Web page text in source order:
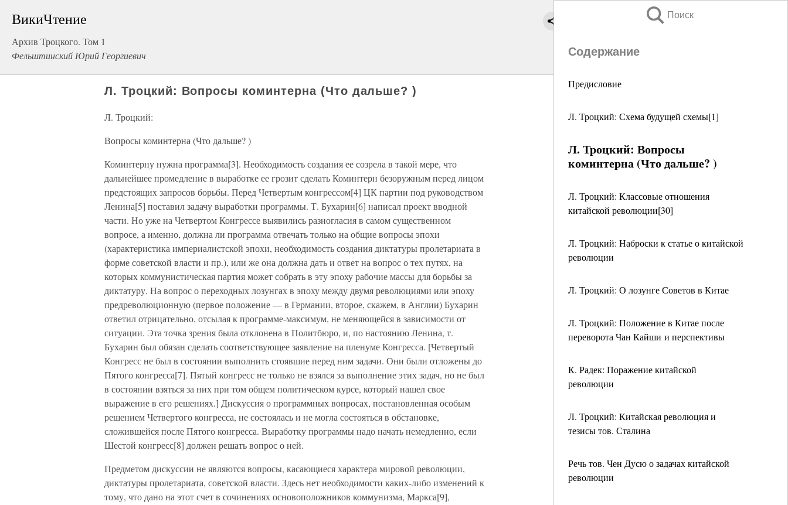
ВикиЧтение
Архив Троцкого. Том 1
Фельштинский Юрий Георгиевич
Поиск
Содержание
Предисловие
Л. Троцкий: Схема будущей схемы[1]
Л. Троцкий: Вопросы
коминтерна (Что дальше? )
Л. Троцкий: Классовые отношения
китайской революции[30]
Л. Троцкий: Наброски к статье о китайской
революции
Л. Троцкий: О лозунге Советов в Китае
Л. Троцкий: Положение в Китае после
переворота Чан Кайши и перспективы
К. Радек: Поражение китайской
революции
Л. Троцкий: Китайская революция и
тезисы тов. Сталина
Речь тов. Чен Дусю о задачах китайской
революции
Л. Троцкий: Вопросы коминтерна (Что дальше? )
Л. Троцкий:
Вопросы коминтерна (Что дальше? )
Коминтерну нужна программа[3]. Необходимость создания ее созрела в такой мере, что
дальнейшее промедление в выработке ее грозит сделать Коминтерн безоружным перед лицом
предстоящих запросов борьбы. Перед Четвертым конгрессом[4] ЦК партии под руководством
Ленина[5] поставил задачу выработки программы. Т. Бухарин[6] написал проект вводной
части. Но уже на Четвертом Конгрессе выявились разногласия в самом существенном
вопросе, а именно, должна ли программа отвечать только на общие вопросы эпохи
(характеристика империалистской эпохи, необходимость создания диктатуры пролетариата в
форме советской власти и пр.), или же она должна дать и ответ на вопрос о тех путях, на
которых коммунистическая партия может собрать в эту эпоху рабочие массы для борьбы за
диктатуру. На вопрос о переходных лозунгах в эпоху между двумя революциями или эпоху
предреволюционную (первое положение — в Германии, второе, скажем, в Англии) Бухарин
ответил отрицательно, отсылая к программе-максимум, не меняющейся в зависимости от
ситуации. Эта точка зрения была отклонена в Политбюро, и, по настоянию Ленина, т.
Бухарин был обязан сделать соответствующее заявление на пленуме Конгресса. [Четвертый
Конгресс не был в состоянии выполнить стоявшие перед ним задачи. Они были отложены до
Пятого конгресса[7]. Пятый конгресс не только не взялся за выполнение этих задач, но не был
в состоянии взяться за них при том общем политическом курсе, который нашел свое
выражение в его решениях.] Дискуссия о программных вопросах, постановленная особым
решением Четвертого конгресса, не состоялась и не могла состояться в обстановке,
сложившейся после Пятого конгресса. Выработку программы надо начать немедленно, если
Шестой конгресс[8] должен решать вопрос о ней.
Предметом дискуссии не являются вопросы, касающиеся характера мировой революции,
диктатуры пролетариата, советской власти. Здесь нет необходимости каких-либо изменений к
тому, что дано на этот счет в сочинениях основоположников коммунизма, Маркса[9],